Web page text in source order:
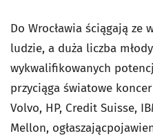
Do Wrocławia ściągają ze
ludzie, a duża liczba
wykwalifikowanych
przyciąga światowe
Volvo, HP, Credit Suisse,
Mellon,